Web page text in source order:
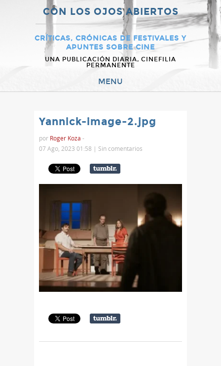
CON LOS OJOS ABIERTOS
CRÍTICAS, CRÓNICAS DE FESTIVALES Y
APUNTES SOBRE CINE
UNA PUBLICACIÓN DIARIA, CINEFILIA
PERMANENTE
MENU
Yannick-image-2.jpg
por Roger Koza -
07 Ago, 2023 01:58 | Sin comentarios